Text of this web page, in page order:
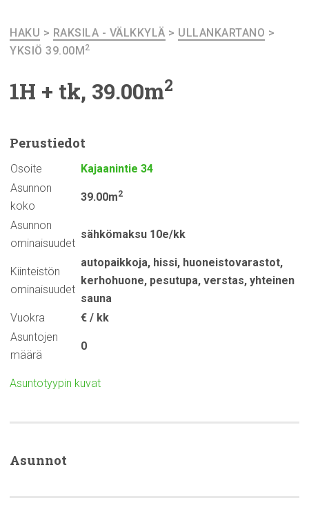
HAKU > RAKSILA - VÄLKKYLÄ > ULLANKARTANO >
YKSIÖ 39.00M2
1H + tk, 39.00m2
Perustiedot
Osoite
Kajaanintie 34
Asunnon
koko
39.00m2
Asunnon
ominaisuudet
sähkömaksu 10e/kk
Kiinteistön
ominaisuudet
autopaikkoja, hissi, huoneistovarastot,
kerhohuone, pesutupa, verstas, yhteinen
sauna
Vuokra
€ / kk
Asuntojen
määrä
0
Asuntotyypin kuvat
Asunnot